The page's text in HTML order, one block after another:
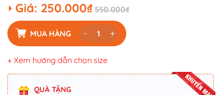
Giá: 250.000₫ 550.000₫
MUA HÀNG - +
+ Xem hướng dẫn chọn size
QUÀ TẶNG